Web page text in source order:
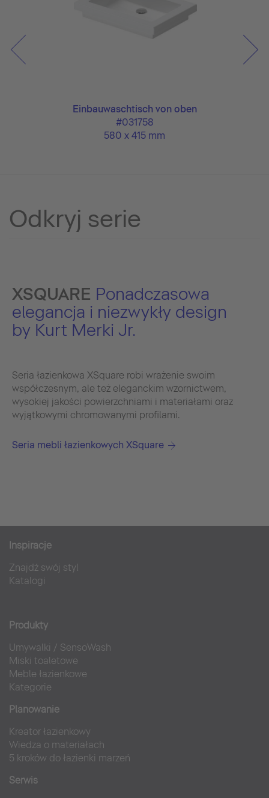
Einbauwaschtisch von oben
#031758
580 x 415 mm
Odkryj serie
XSQUARE Ponadczasowa
elegancja i niezwykły design
by Kurt Merki Jr.
Seria łazienkowa XSquare robi wrażenie swoim
współczesnym, ale też eleganckim wzornictwem,
wysokiej jakości powierzchniami i materiałami oraz
wyjątkowymi chromowanymi profilami.
Seria mebli łazienkowych XSquare
Inspiracje
Znajdź swój styl
Katalogi
Produkty
Umywalki / SensoWash
Miski toaletowe
Meble łazienkowe
Kategorie
Planowanie
Kreator łazienkowy
Wiedza o materiałach
5 kroków do łazienki marzeń
Serwis